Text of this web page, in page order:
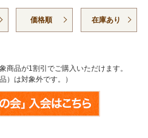
価格順 在庫あり
商品が1割引でご購入いただけます。
）は対象外です。）